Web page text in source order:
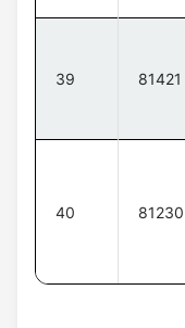
39 81421
40 81230